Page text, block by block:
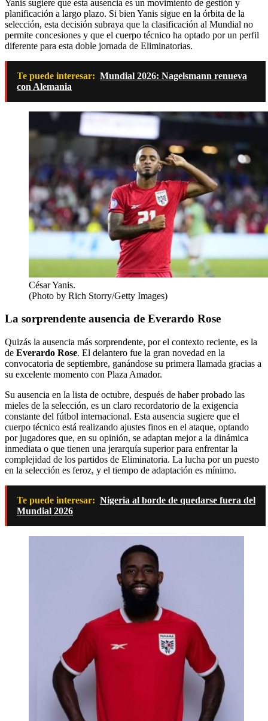
Yanis sugiere que esta ausencia es un movimiento de gestión y
planificación a largo plazo. Si bien Yanis sigue en la órbita de la
selección, esta decisión subraya que la clasificación al Mundial no
permite concesiones y que el cuerpo técnico ha optado por un perfil
diferente para esta doble jornada de Eliminatorias.
Te puede interesar: Mundial 2026: Nagelsmann renueva
con Alemania
César Yanis.
(Photo by Rich Storry/Getty Images)
La sorprendente ausencia de Everardo Rose
Quizás la ausencia más sorprendente, por el contexto reciente, es la
de Everardo Rose. El delantero fue la gran novedad en la
convocatoria de septiembre, ganándose su primera llamada gracias a
su excelente momento con Plaza Amador.
Su ausencia en la lista de octubre, después de haber probado las
mieles de la selección, es un claro recordatorio de la exigencia
constante del fútbol internacional. Esta ausencia sugiere que el
cuerpo técnico está realizando ajustes finos en el ataque, optando
por jugadores que, en su opinión, se adaptan mejor a la dinámica
inmediata o que tienen una jerarquía superior para enfrentar la
complejidad de los partidos de Eliminatoria. La lucha por un puesto
en la selección es feroz, y el tiempo de adaptación es mínimo.
Te puede interesar: Nigeria al borde de quedarse fuera del
Mundial 2026